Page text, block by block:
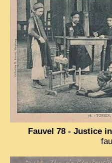
Fauvel 78 - Justice